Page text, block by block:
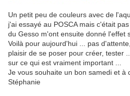
Un petit peu de couleurs avec de
j'ai essayé au POSCA mais c'était
du Gesso m'ont ensuite donné l'effet
Voilà pour aujourd'hui ... pas
plaisir de se poser pour créer, tester
sur ce qui est vraiment important ...
Je vous souhaite un bon samedi et à
Stéphanie